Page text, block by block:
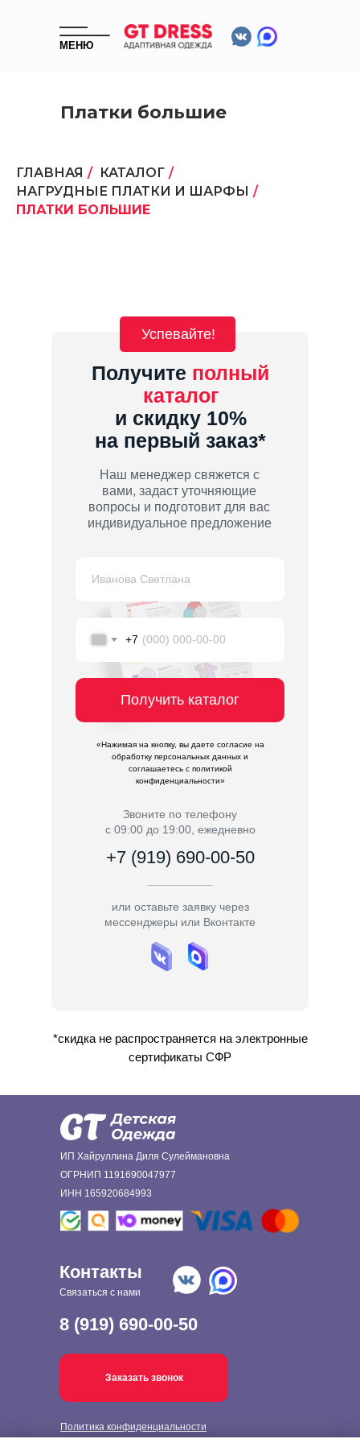
МЕНЮ
Платки большие
ГЛАВНАЯ / КАТАЛОГ /
НАГРУДНЫЕ ПЛАТКИ И ШАРФЫ /
ПЛАТКИ БОЛЬШИЕ
+7
Получить каталог
Звоните по телефону
с 09:00 до 19:00, ежедневно
+7 (919) 690-00-50
или оставьте заявку через
мессенджеры или Вконтакте
«Нажимая на кнопку, вы даете согласие на
обработку персональных данных и
соглашаетесь c политикой
конфиденциальности»
Успевайте!
Наш менеджер свяжется с
вами, задаст уточняющие
вопросы и подготовит для вас
индивидуальное предложение
Получите полный
каталог
и скидку 10%
на первый заказ*
*скидка не распространяется на электронные
сертификаты СФР
ИП Хайруллина Диля Сулеймановна
ОГРНИП 1191690047977
ИНН 165920684993
Политика конфиденциальности
Контакты
Связаться с нами
8 (919) 690-00-50
Заказать звонок